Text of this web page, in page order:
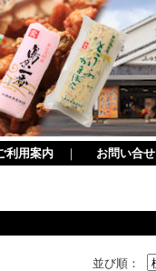
利用案内 ｜ お問い合せ
並び順：